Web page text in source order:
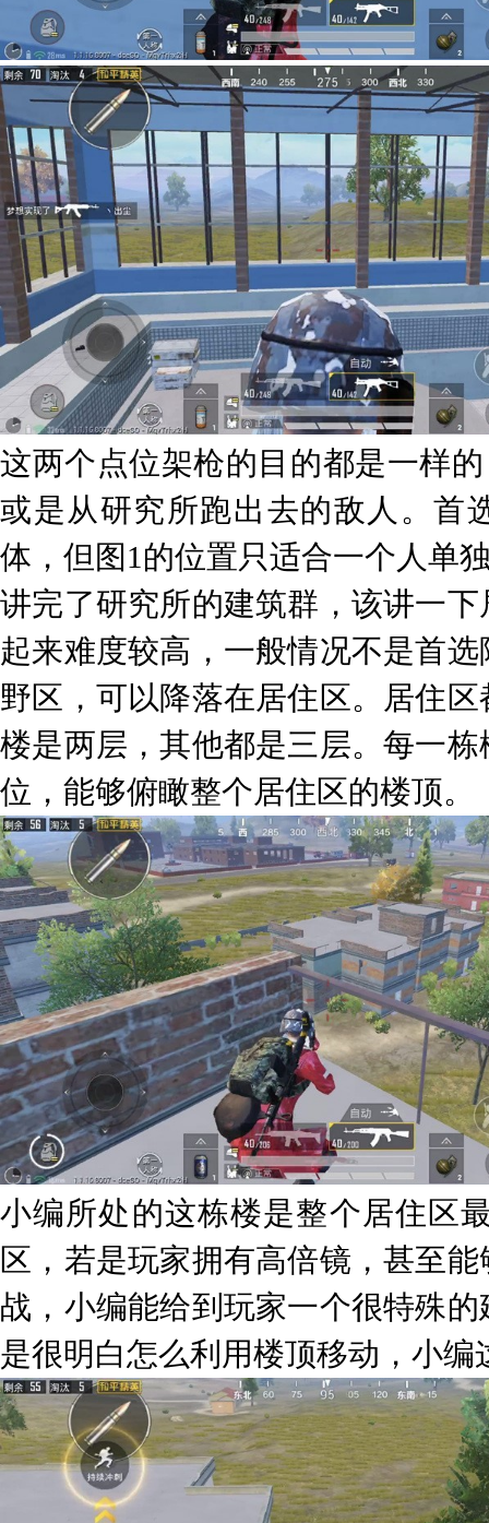
这两个点位架枪的目的都是一样
或是从研究所跑出去的敌人。首
体，但图1的位置只适合一个人单
讲完了研究所的建筑群，该讲一
起来难度较高，一般情况不是首
野区，可以降落在居住区。居住
楼是两层，其他都是三层。每一
位，能够俯瞰整个居住区的楼顶。
小编所处的这栋楼是整个居住区
区，若是玩家拥有高倍镜，甚至
战，小编能给到玩家一个很特殊
是很明白怎么利用楼顶移动，小